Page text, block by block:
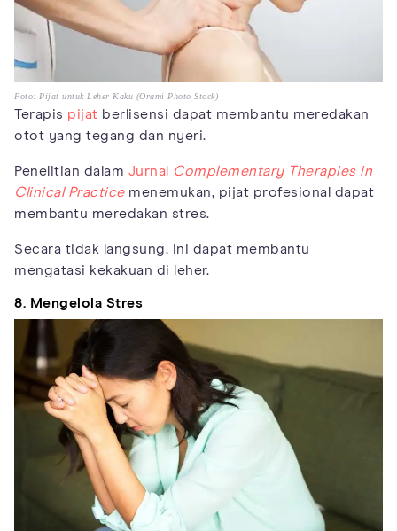
Foto: Pijat untuk Leher Kaku (Orami Photo Stock)
Terapis pijat berlisensi dapat membantu meredakan
otot yang tegang dan nyeri.
Penelitian dalam Jurnal
Complementary Therapies in
Clinical Practicemenemukan, pijat profesional dapat
membantu meredakan stres.
Secara tidak langsung, ini dapat membantu
mengatasi kekakuan di leher.
8. Mengelola Stres